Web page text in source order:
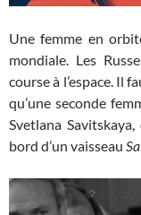
Une femme en
mondiale. Les
course à l’espace. Il
qu’une seconde
Svetlana
bord d’un vaisseau